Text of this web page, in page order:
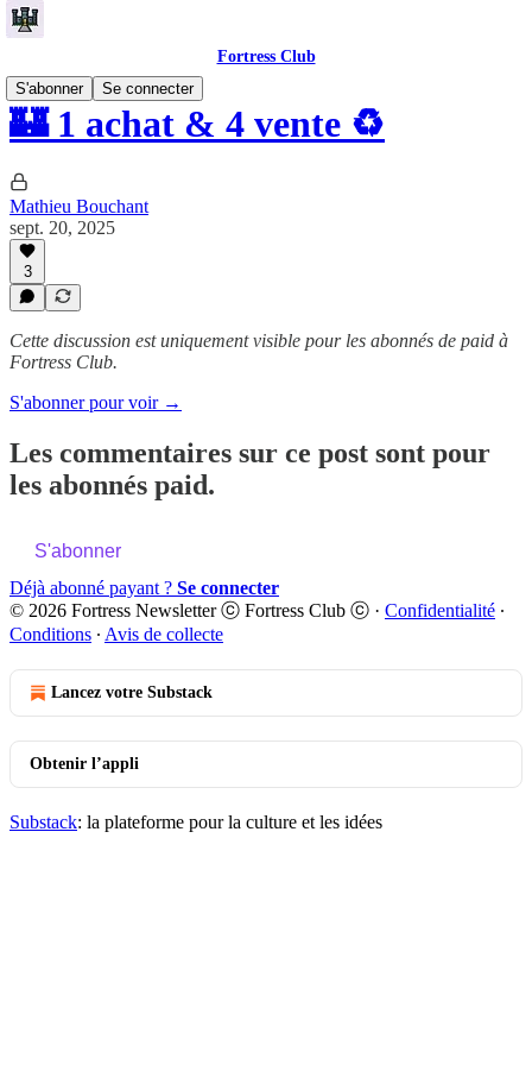
Fortress Club
S'abonner
Se connecter
🏰 1 achat & 4 vente ♻️
Mathieu Bouchant
sept. 20, 2025
3
Cette discussion est uniquement visible pour les abonnés de paid à
Fortress Club.
S'abonner pour voir →
Les commentaires sur ce post sont pour
les abonnés paid.
S'abonner
Déjà abonné payant ? Se connecter
© 2026 Fortress Newsletter ⓒ Fortress Club ⓒ · Confidentialité ∙
Conditions ∙ Avis de collecte
Lancez votre Substack
Obtenir l’appli
Substack: la plateforme pour la culture et les idées